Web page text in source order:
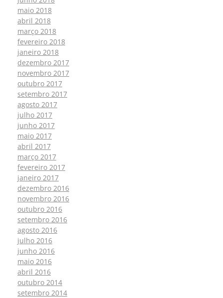
maio 2018
abril 2018
março 2018
fevereiro 2018
janeiro 2018
dezembro 2017
novembro 2017
outubro 2017
setembro 2017
agosto 2017
julho 2017
junho 2017
maio 2017
abril 2017
março 2017
fevereiro 2017
janeiro 2017
dezembro 2016
novembro 2016
outubro 2016
setembro 2016
agosto 2016
julho 2016
junho 2016
maio 2016
abril 2016
outubro 2014
setembro 2014